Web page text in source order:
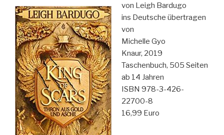
von Leigh Bardugo
ins Deutsche übertragen
von
Michelle Gyo
Knaur, 2019
Taschenbuch, 505 Seiten
ab 14 Jahren
ISBN 978-3-426-
22700-8
16,99 Euro